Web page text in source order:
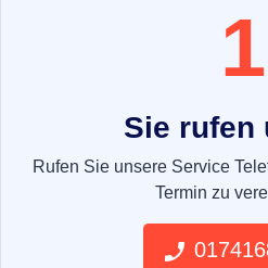
1
Sie rufen
Rufen Sie unsere Service
Termin zu